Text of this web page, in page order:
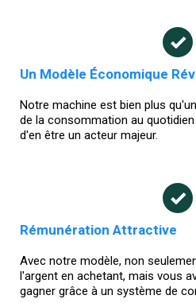
Un Modèle Économique
Notre machine est bien plus
de la consommation au
d'en être un acteur majeur.
Rémunération Attractive
Avec notre modèle, non
l'argent en achetant, mais vous
gagner grâce à un système de